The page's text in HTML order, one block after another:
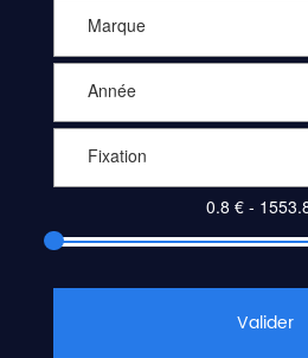
Marque
Année
Fixation
Valider